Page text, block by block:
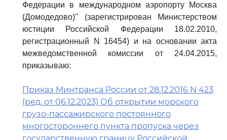
Федерации в международном аэропорту Москва
(Домодедово)" (зарегистрирован Министерством
юстиции Российской Федерации 18.02.2010,
регистрационный N 16454) и на основании акта
межведомственной комиссии от 24.04.2015,
приказываю:
Приказ Минтранса России от 28.12.2016 N 423
(ред. от 06.12.2023) Об открытии морского
грузо-пассажирского постоянного
многостороннего пункта пропуска через